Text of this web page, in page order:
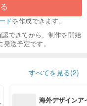
ドを作成できます。
できてから、制作を開始
送予定です。
すべてを見る(2)
海外デザインア